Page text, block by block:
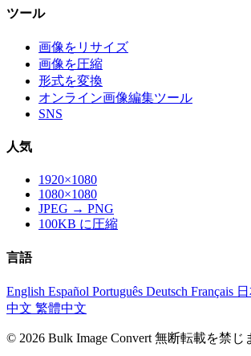
ツール
画像をリサイズ
画像を圧縮
形式を変換
オンライン画像編集ツール
SNS
人気
1920×1080
1080×1080
JPEG → PNG
100KB に圧縮
言語
English Español Português Deutsch Français
中文 繁體中文
© 2026 Bulk Image Convert 無断転載を禁じ